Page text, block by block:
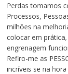
Perdas tomamos
Processos,
milhões na
colocar em
engrenagem
Refiro-me as
incríveis se na